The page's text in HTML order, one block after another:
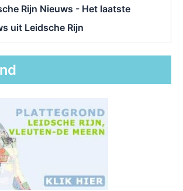
Rijn Nieuws - Het laatste
uit Leidsche Rijn